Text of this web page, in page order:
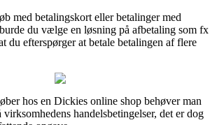
med betalingskort eller betalinger med
du vælge en løsning på afbetaling som fx
efterspørger at betale betalingen af flere
hos en Dickies online shop behøver man
handelsbetingelser, det er dog